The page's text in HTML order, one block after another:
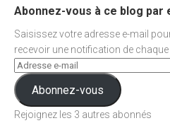
Abonnez-vous à ce blog par
Saisissez votre adresse e-mail
recevoir une notification de
Abonnez-vous
Rejoignez les 3 autres abonnés